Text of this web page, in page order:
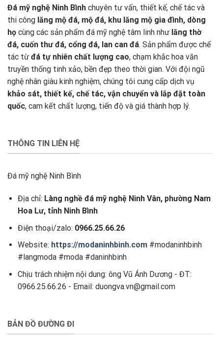
Đá mỹ nghệ Ninh Bình chuyên tư vấn, thiết kế, chế tác và
thi công lăng mộ đá, mộ đá, khu lăng mộ gia đình, dòng
họ cùng các sản phẩm đá mỹ nghệ tâm linh như lăng thờ
đá, cuốn thư đá, cổng đá, lan can đá. Sản phẩm được chế
tác từ đá tự nhiên chất lượng cao, chạm khắc hoa văn
truyền thống tinh xảo, bền đẹp theo thời gian. Với đội ngũ
nghệ nhân giàu kinh nghiệm, chúng tôi cung cấp dịch vụ
khảo sát, thiết kế, chế tác, vận chuyển và lắp đặt toàn
quốc, cam kết chất lượng, tiến độ và giá thành hợp lý.
THÔNG TIN LIÊN HỆ
Đá mỹ nghệ Ninh Bình
Địa chỉ: Làng nghề đá mỹ nghệ Ninh Vân, phường Nam
Hoa Lư, tỉnh Ninh Bình
Điện thoại/zalo: 0966.25.66.26
Website: https://modaninhbinh.com#modaninhbinh
#langmoda #moda #daninhbinh
Chịu trách nhiệm nội dung: ông Vũ Ánh Dương - ĐT:
0966.25.66.26 - Email: duongva.vn@gmail.com
BẢN ĐỒ ĐƯỜNG ĐI